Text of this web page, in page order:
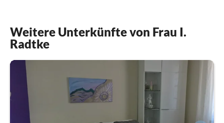
Weitere Unterkünfte von Frau I.
Radtke